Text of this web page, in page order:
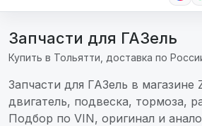
Запчасти для ГАЗель
Купить в Тольятти, доставка по
Запчасти для ГАЗель в магазине
двигатель, подвеска, тормоза,
Подбор по VIN, оригинал и